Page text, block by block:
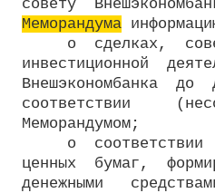
Меморандума
о  сделках,
инвестиционной
Внешэкономбанка  до
соответствии
Меморандумом;
о  соответствии
ценных  бумаг,
денежными